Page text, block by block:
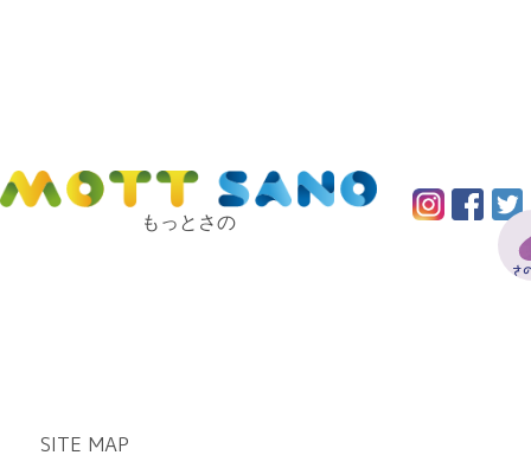
もっとさの
SITE MAP